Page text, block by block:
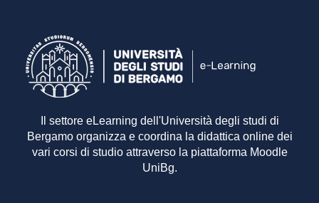
Il settore eLearning dell'Università degli studi di
Bergamo organizza e coordina la didattica online dei
vari corsi di studio attraverso la piattaforma Moodle
UniBg.